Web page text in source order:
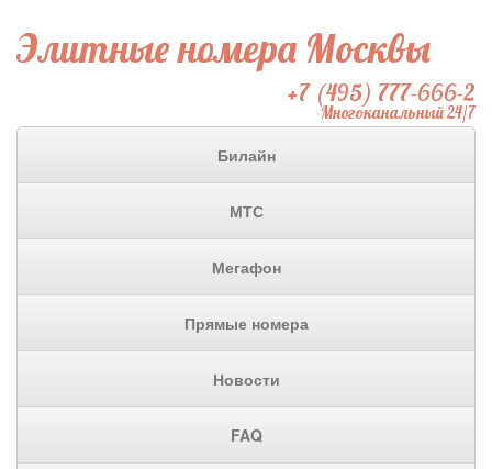
Элитные номера Москвы
+7 (495) 777-666-2
Многоканальный 24/7
Билайн
МТС
Мегафон
Прямые номера
Новости
FAQ